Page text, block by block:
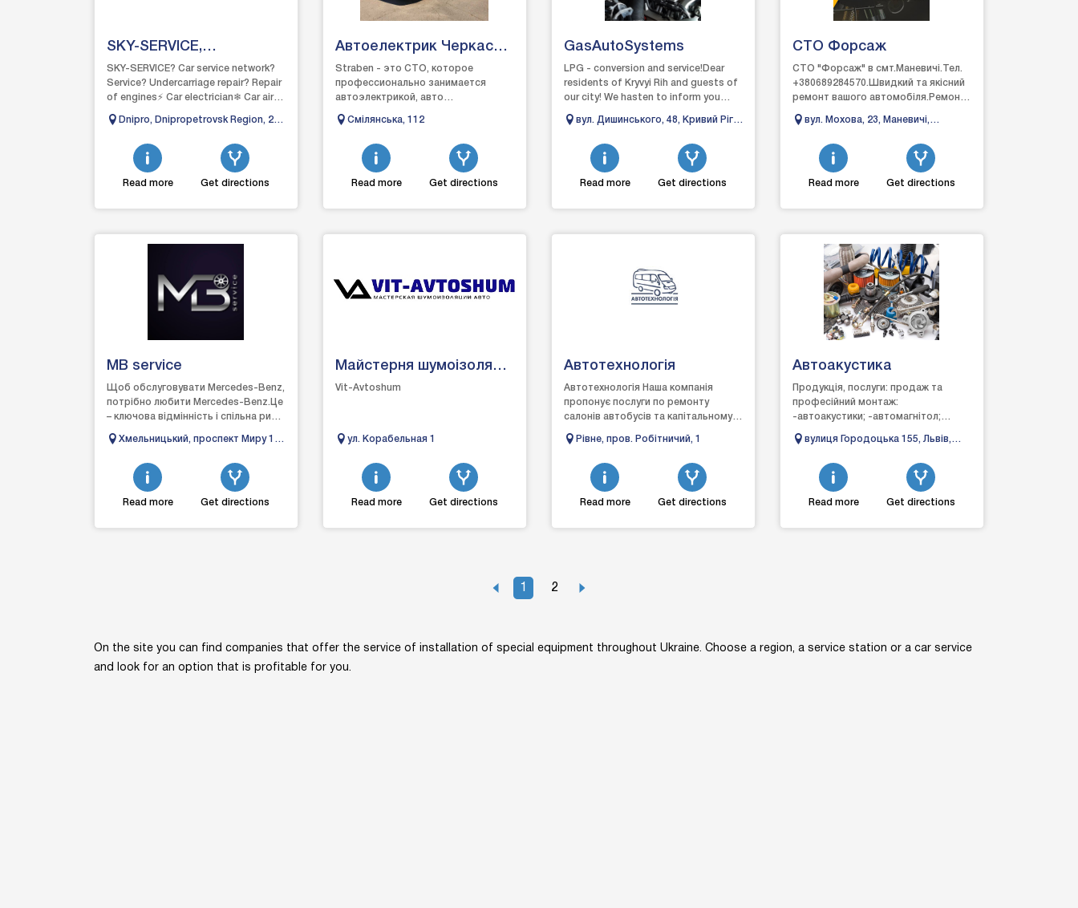
SKY-SERVICE,
Autoservice Dnipro
SKY-SERVICE? Car service network?
Service? Undercarriage repair? Repair
of engines⚡ Car electrician❄ Car air
Dnipro, Dnipropetrovsk Region, 27
Read more Get directions
Автоелектрик Черкаси
Страбен
Straben - это СТО, которое
профессионально занимается
автоэлектрикой, авто
Черкассах, наш персонал имеет
Смілянська, 112
Read more Get directions
GasAutoSystems
LPG - conversion and service!Dear
residents of Kryvyi Rih and guests of
our city! We hasten to inform you
in ...
вул. Дишинського, 48, Кривий Ріг,
50012
Read more Get directions
СТО Форсаж
СТО "Форсаж" в смт.Маневичі.Тел.
+380689284570.Швидкий та якісний
ремонт вашого автомобіля.Ремонт
рульове обладнання;...
вул. Мохова, 23, Маневичі,
Read more Get directions
MB service
Щоб обслуговувати Mercedes-Benz,
потрібно любити Mercedes-Benz.Це
– ключова відмінність і спільна риса,
MBservice.Завдяки в...
Хмельницький, проспект Миру 1,
Read more Get directions
Майстерня шумоізоляції
авто "Vit-Avtoshum"
Vit-Avtoshum
ул. Корабельная 1
Read more Get directions
Автотехнологія
Автотехнологія Наша компанія
пропонує послуги по ремонту
салонів автобусів та капітальному
пасажирських сидінь та пас...
Рiвнe, пров. Робiтничий, 1
Read more Get directions
Автоакустика
Продукція, послуги: продаж та
професійний монтаж:
-автоакустики; -автомагнітол;
-відеореєстраторів; -GPS
вулиця Городоцька 155, Львів,
Read more Get directions
1 2
On the site you can find companies that offer the service of installation of special equipment throughout Ukraine. Choose a region, a service station or a car service
and look for an option that is profitable for you.